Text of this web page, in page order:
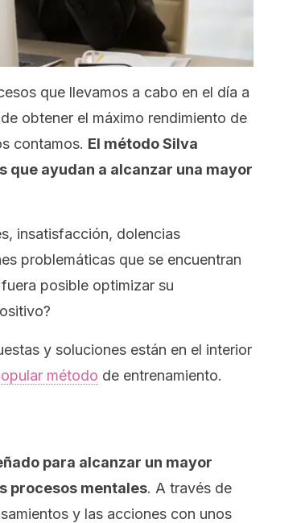
que llevamos a cabo en el día a
obtener el máximo rendimiento de
contamos. El método Silva
que ayudan a alcanzar una mayor
insatisfacción, dolencias
problemáticas que se encuentran
posible optimizar su
y soluciones están en el interior
método de entrenamiento.
para alcanzar un mayor
procesos mentales. A través de
y las acciones con unos